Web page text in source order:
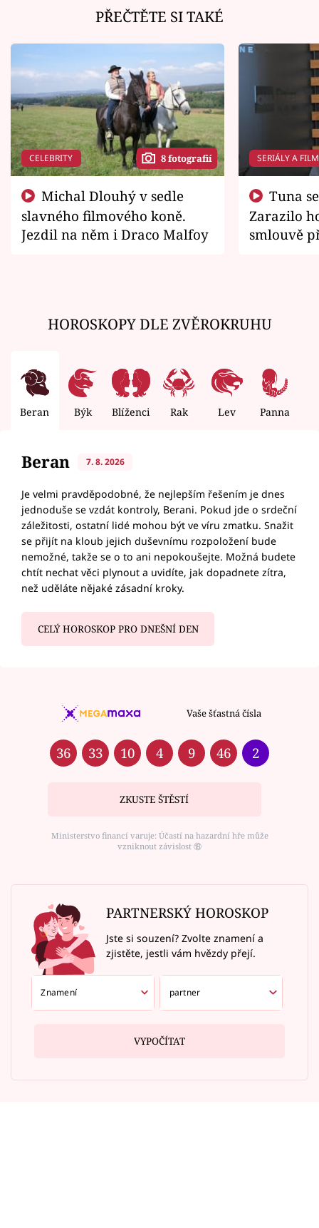
PŘEČTĚTE SI TAKÉ
CELEBRITY 8 fotografií
slavného filmového koně.
Jezdil na něm i Draco Malfoy
SERIÁLY A
Zarazilo
smlouvě
HOROSKOPY DLE ZVĚROKRUHU
Beran Býk Blíženci Rak Lev Panna
Beran 7. 8. 2026
Je velmi pravděpodobné, že nejlepším řešením je dnes
jednoduše se vzdát kontroly, Berani. Pokud jde o srdeční
záležitosti, ostatní lidé mohou být ve víru zmatku. Snažit
se přijít na kloub jejich duševnímu rozpoložení bude
nemožné, takže se o to ani nepokoušejte. Možná budete
chtít nechat věci plynout a uvidíte, jak dopadnete zítra,
než uděláte nějaké zásadní kroky.
CELÝ HOROSKOP PRO DNEŠNÍ DEN
Vaše šťastná čísla
36 33 10 4 9 46 2
ZKUSTE ŠTĚSTÍ
Ministerstvo financí varuje: Účastí na hazardní hře může
vzniknout závislost ⑱
PARTNERSKÝ HOROSKOP
Jste si souzení? Zvolte znamení a
zjistěte, jestli vám hvězdy přejí.
VYPOČÍTAT